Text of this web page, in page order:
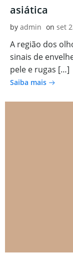
asiática
by admin on set
A região dos
sinais de
pele e rugas […]
Saiba mais